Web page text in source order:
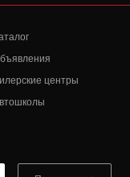
центры